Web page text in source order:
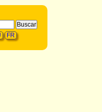
FR